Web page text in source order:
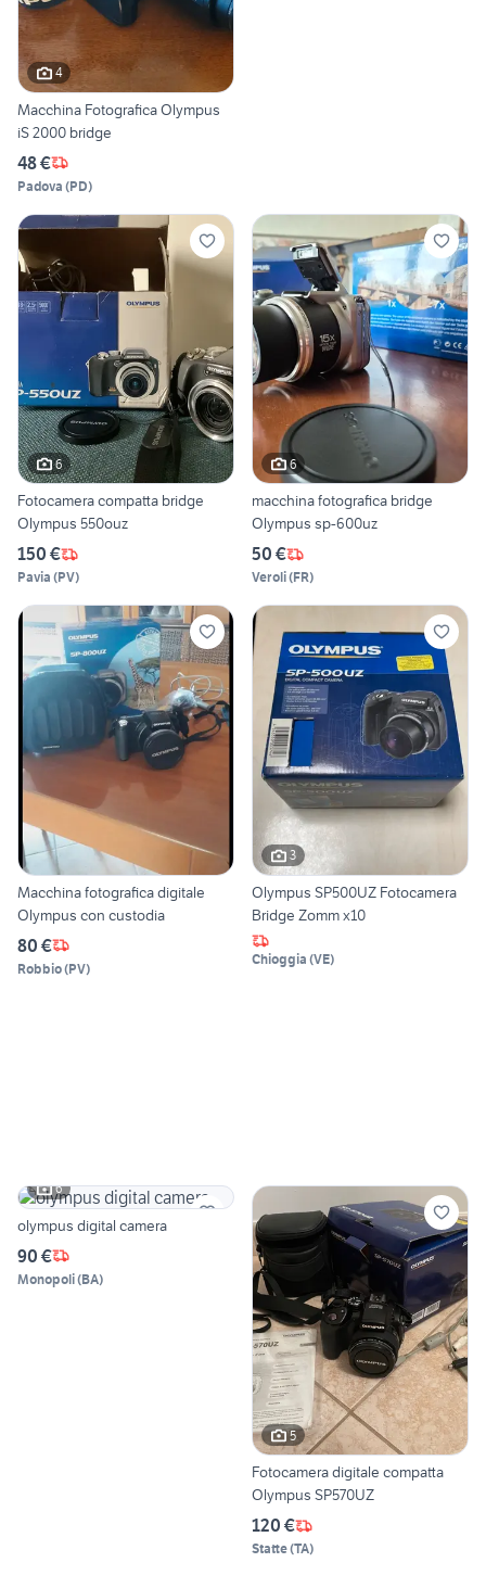
4
Macchina Fotografica Olympus
iS 2000 bridge
48 €
Padova (PD)
6
Fotocamera compatta bridge
Olympus 550ouz
150 €
Pavia (PV)
6
macchina fotografica bridge
Olympus sp-600uz
50 €
Veroli(FR)
Macchina fotografica digitale
Olympus con custodia
80 €
Robbio(PV)
3
Olympus SP500UZ Fotocamera
Bridge Zomm x10
Chioggia (VE)
6
olympus digital camera
90 €
Monopoli(BA)
5
Fotocamera digitale compatta
Olympus SP570UZ
120 €
Statte(TA)